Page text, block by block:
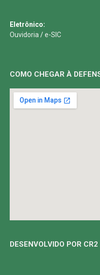
Eletrônico:
Ouvidoria /e-SIC
COMO CHEGAR À
DESENVOLVIDO POR CR2